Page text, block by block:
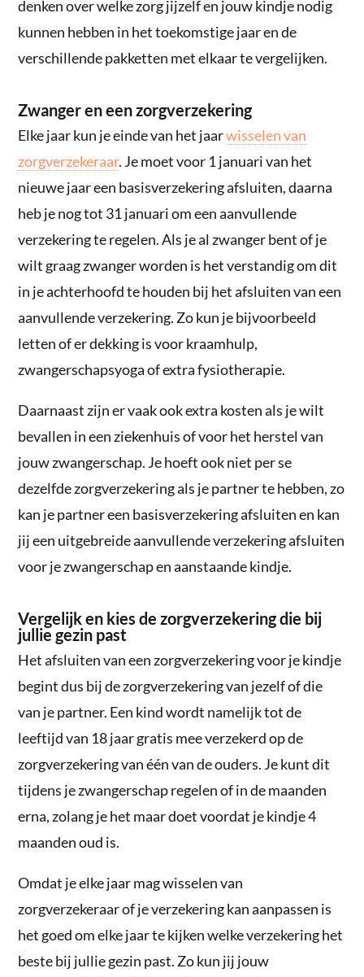
denken over welke zorg jijzelf en jouw kindje nodig
kunnen hebben in het toekomstige jaar en de
verschillende pakketten met elkaar te vergelijken.
Zwanger en een zorgverzekering
Elke jaar kun je einde van het jaarwisselen van
zorgverzekeraar. Je moet voor 1 januari van het
nieuwe jaar een basisverzekering afsluiten, daarna
heb je nog tot 31 januari om een aanvullende
verzekering te regelen. Als je al zwanger bent of je
wilt graag zwanger worden is het verstandig om dit
in je achterhoofd te houden bij het afsluiten van een
aanvullende verzekering. Zo kun je bijvoorbeeld
letten of er dekking is voor kraamhulp,
zwangerschapsyoga of extra fysiotherapie.
Daarnaast zijn er vaak ook extra kosten als je wilt
bevallen in een ziekenhuis of voor het herstel van
jouw zwangerschap. Je hoeft ook niet per se
dezelfde zorgverzekering als je partner te hebben, zo
kan je partner een basisverzekering afsluiten en kan
jij een uitgebreide aanvullende verzekering afsluiten
voor je zwangerschap en aanstaande kindje.
Vergelijk en kies de zorgverzekering die bij
jullie gezin past
Het afsluiten van een zorgverzekering voor je kindje
begint dus bij de zorgverzekering van jezelf of die
van je partner. Een kind wordt namelijk tot de
leeftijd van 18 jaar gratis mee verzekerd op de
zorgverzekering van één van de ouders. Je kunt dit
tijdens je zwangerschap regelen of in de maanden
erna, zolang je het maar doet voordat je kindje 4
maanden oud is.
Omdat je elke jaar mag wisselen van
zorgverzekeraar of je verzekering kan aanpassen is
het goed om elke jaar te kijken welke verzekering het
beste bij jullie gezin past. Zo kun jij jouw